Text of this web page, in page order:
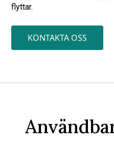
flyttar.
KONTAKTA OSS